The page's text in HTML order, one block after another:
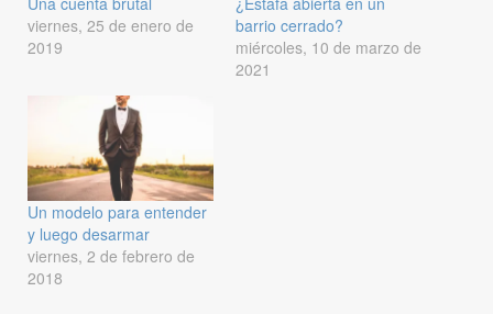
viernes, 25 de enero de
2019
barrio cerrado?
miércoles, 10 de marzo de
2021
Un modelo para entender
y luego desarmar
viernes, 2 de febrero de
2018